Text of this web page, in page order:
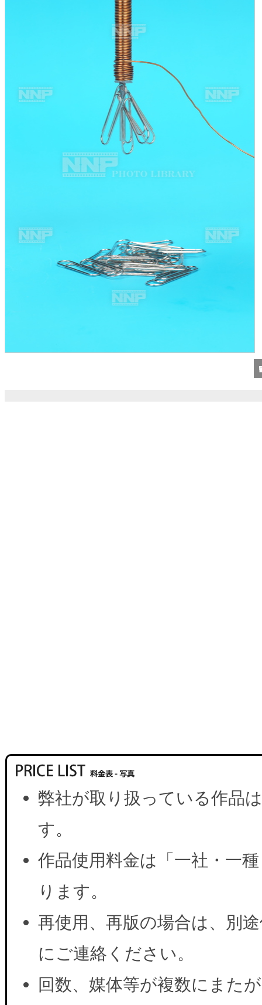
弊社が取り扱っている作品
す。
作品使用料金は「一社・一
ります。
再使用、再版の場合は、別
にご連絡ください。
回数、媒体等が複数にまた